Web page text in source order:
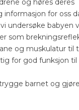
og høres deres
informasjon for oss
undersøke babyen
som
og muskulatur til
for god funksjon til
barnet og gjøre